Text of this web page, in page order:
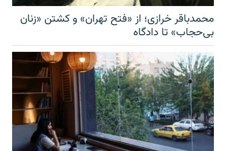
محمدباقر خرازی؛ از «فتح تهران» و کشتن «زنان
بی‌حجاب» تا دادگاه